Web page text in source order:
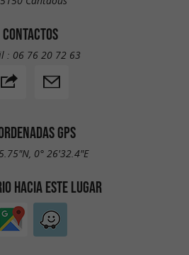
CONTACTOS
: 06 76 20 72 63
GPS
0° 26'32.4"E
HACIA ESTE LUGAR